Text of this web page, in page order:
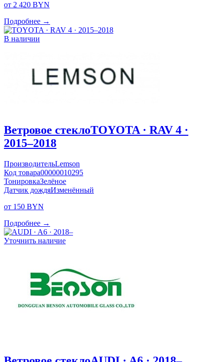
от 2 420 BYN
Подробнее →
В наличии
Ветровое стеклоTOYOTA · RAV 4 ·
2015–2018
ПроизводительLemson
Код товара00000010295
ТонировкаЗелёное
Датчик дождяИзменённый
от 150 BYN
Подробнее →
Уточнить наличие